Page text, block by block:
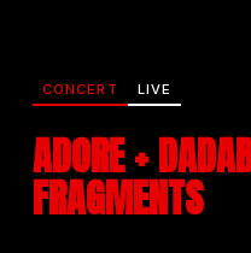
CONCERT LIVE
ADORE +
FRAGMENTS